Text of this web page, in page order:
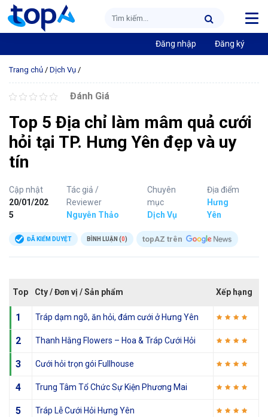
Đăng nhập Đăng ký
Trang chủ / Dịch Vụ /
Đánh Giá
Top 5 Địa chỉ làm mâm quả cưới
hỏi tại TP. Hưng Yên đẹp và uy
tín
Cập nhật
20/01/202
5
Tác giả /
Reviewer
Nguyễn Thảo
Chuyên
mục
Dịch Vụ
Địa điểm
Hưng
Yên
ĐÃ KIỂM DUYỆT BÌNH LUẬN (0) topAZ trên
Top Cty / Đơn vị / Sản phẩm Xếp hạng
1 Tráp dạm ngõ, ăn hỏi, đám cưới ở Hưng Yên
2 Thanh Hằng Flowers – Hoa & Tráp Cưới Hỏi
3 Cưới hỏi trọn gói Fullhouse
4 Trung Tâm Tổ Chức Sự Kiện Phương Mai
5 Tráp Lễ Cưới Hỏi Hưng Yên